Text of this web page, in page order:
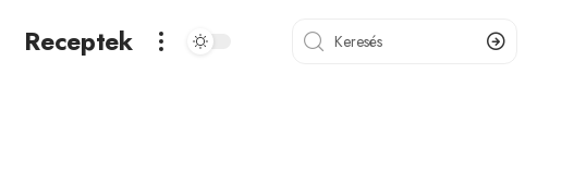
Receptek